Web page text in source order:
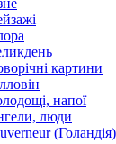
картини
напої
люди
(Голандія)